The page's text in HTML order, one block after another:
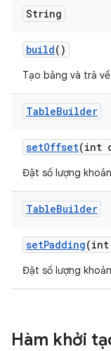
String
build()
Tạo bảng và trả
TableBuilder
setOffset(int
Đặt số lượng
TableBuilder
setPadding(int
Đặt số lượng
Hàm khởi